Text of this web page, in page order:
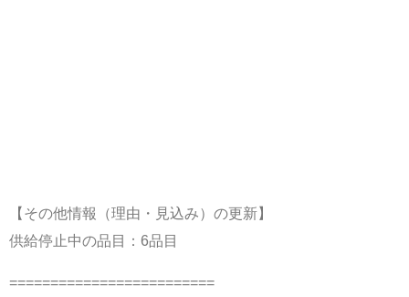
【その他情報（理由・見込み）の更新】
供給停止中の品目：6品目
=========================